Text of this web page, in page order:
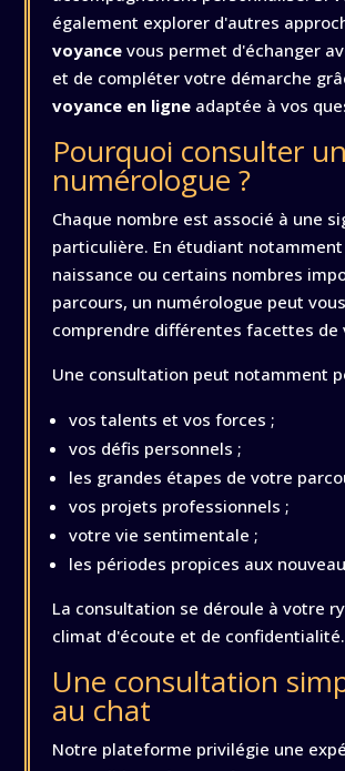
également explorer d'autres
voyance vous permet d'échanger
et de compléter votre démarche
voyance en ligne adaptée à vos
Pourquoi consulter un
numérologue ?
Chaque nombre est associé à une
particulière. En étudiant
naissance ou certains nombres
parcours, un numérologue peut
comprendre différentes facettes de
Une consultation peut notamment
vos talents et vos forces ;
vos défis personnels ;
les grandes étapes de votre
vos projets professionnels ;
votre vie sentimentale ;
les périodes propices aux
La consultation se déroule à votre
climat d'écoute et de confidentialité.
Une consultation
au chat
Notre plateforme privilégie une